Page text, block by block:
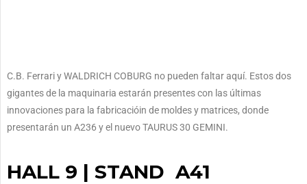
C.B. Ferrari y WALDRICH COBURG no pueden faltar aquí. Estos dos
gigantes de la maquinaria estarán presentes con las últimas
innovaciones para la fabricacióin de moldes y matrices, donde
presentarán un A236 y el nuevo TAURUS 30 GEMINI.
HALL 9 | STAND A41